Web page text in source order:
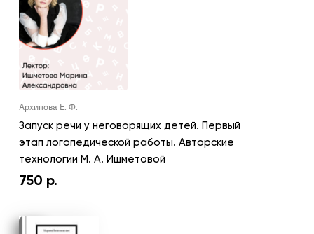
Архипова Е. Ф.
Запуск речи у неговорящих детей. Первый
этап логопедической работы. Авторские
технологии М. А. Ишметовой
750 р.